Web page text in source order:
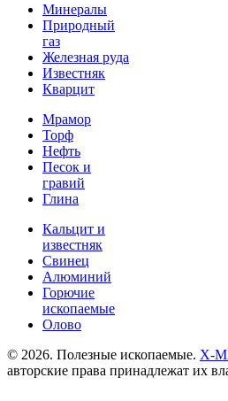
Минералы
Природный
газ
Железная руда
Известняк
Кварцит
Мрамор
Торф
Нефть
Песок и
гравий
Глина
Кальцит и
известняк
Свинец
Алюминий
Горючие
ископаемые
Олово
© 2026. Полезные ископаемые. X-
авторские права принадлежат их